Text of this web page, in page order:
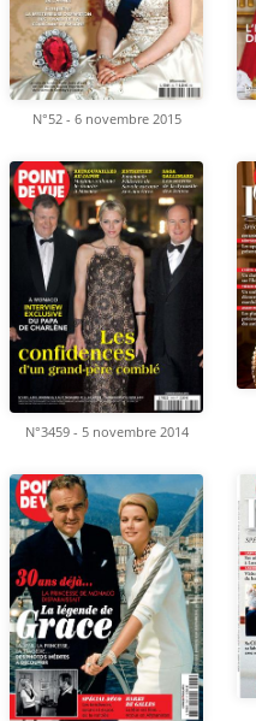
N°52 - 6 novembre 2015
N°3459 - 5 novembre 2014